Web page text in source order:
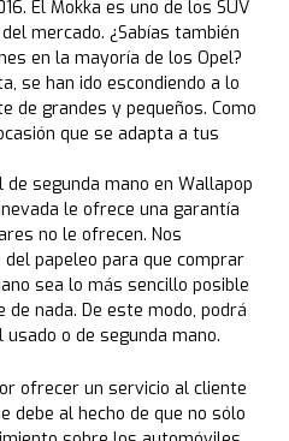
El Mokka es uno de los SUV
mercado. ¿Sabías también
en la mayoría de los Opel?
se han ido escondiendo a lo
de grandes y pequeños. Como
que se adapta a tus
segunda mano en Wallapop
le ofrece una garantía
no le ofrecen. Nos
papeleo para que comprar
sea lo más sencillo posible
nada. De este modo, podrá
o de segunda mano.
ofrecer un servicio al cliente
debe al hecho de que no sólo